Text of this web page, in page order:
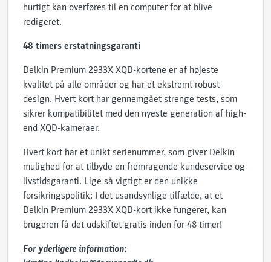
hurtigt kan overføres til en computer for at blive
redigeret.
48 timers erstatningsgaranti
Delkin Premium 2933X XQD-kortene er af højeste
kvalitet på alle områder og har et ekstremt robust
design. Hvert kort har gennemgået strenge tests, som
sikrer kompatibilitet med den nyeste generation af high-
end XQD-kameraer.
Hvert kort har et unikt serienummer, som giver Delkin
mulighed for at tilbyde en fremragende kundeservice og
livstidsgaranti. Lige så vigtigt er den unikke
forsikringspolitik: I det usandsynlige tilfælde, at et
Delkin Premium 2933X XQD-kort ikke fungerer, kan
brugeren få det udskiftet gratis inden for 48 timer!
For yderligere information: